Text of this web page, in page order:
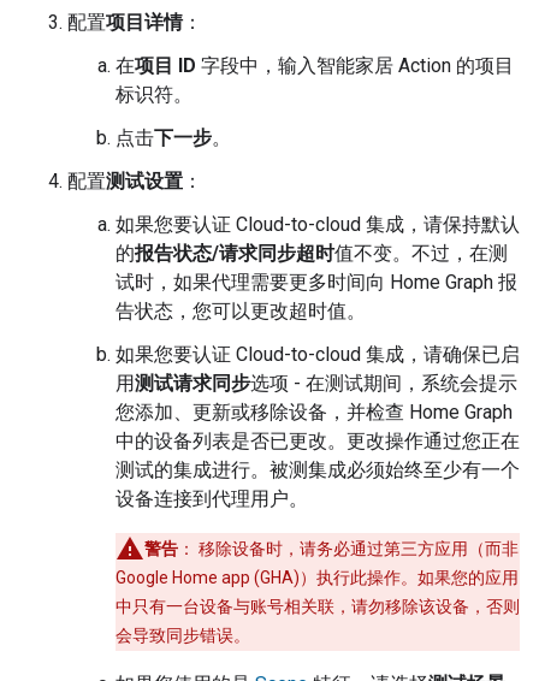
配置项目详情：
在项目 ID 字段中，输入智能家居 Action 的项目
标识符。
点击下一步。
配置测试设置 ：
如果您要认证 Cloud-to-cloud 集成，请保持默认
的报告状态/请求同步超时值不变。不过，在测
试时，如果代理需要更多时间向 Home Graph 报
告状态，您可以更改超时值。
如果您要认证 Cloud-to-cloud 集成，请确保已启
用测试请求同步选项 - 在测试期间，系统会提示
您添加、更新或移除设备，并检查 Home Graph
中的设备列表是否已更改。更改操作通过您正在
测试的集成进行。被测集成必须始终至少有一个
设备连接到代理用户。
警告 ： 移除设备时，请务必通过第三方应用（而非
Google Home app (GHA)）执行此操作。如果您的应用
中只有一台设备与账号相关联，请勿移除该设备，否则
会导致同步错误。